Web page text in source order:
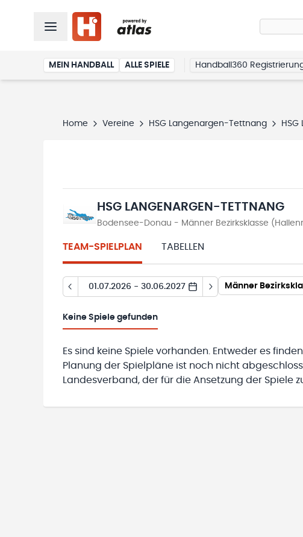
MEIN HANDBALL ALLE SPIELE Handball360
Home Vereine HSG Langenargen-Tettnang
HSG LANGENARGEN-TETTNANG
Bodensee-Donau - Männer Bezirksklasse
TEAM-SPIELPLAN TABELLEN
01.07.2026 - 30.06.2027 Männer
Keine Spiele gefunden
Es sind keine Spiele vorhanden. Entweder es
Planung der Spielpläne ist noch nicht
Landesverband, der für die Ansetzung der Spiele